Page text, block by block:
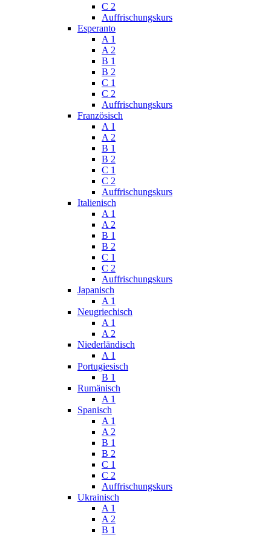
C 2
Auffrischungskurs
Esperanto
A 1
A 2
B 1
B 2
C 1
C 2
Auffrischungskurs
Französisch
A 1
A 2
B 1
B 2
C 1
C 2
Auffrischungskurs
Italienisch
A 1
A 2
B 1
B 2
C 1
C 2
Auffrischungskurs
Japanisch
A 1
Neugriechisch
A 1
A 2
Niederländisch
A 1
Portugiesisch
B 1
Rumänisch
A 1
Spanisch
A 1
A 2
B 1
B 2
C 1
C 2
Auffrischungskurs
Ukrainisch
A 1
A 2
B 1